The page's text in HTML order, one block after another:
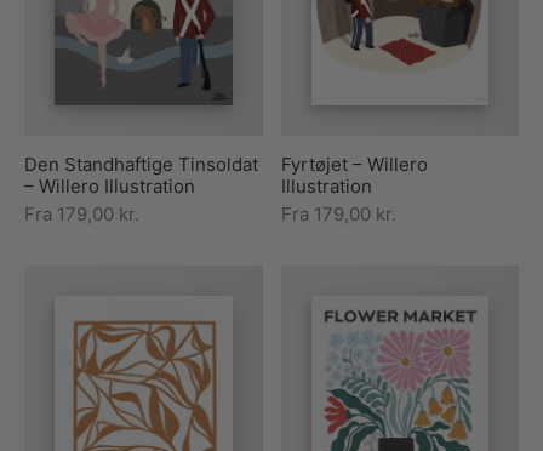
Den Standhaftige Tinsoldat
– Willero Illustration
Fra 179,00 kr.
Fyrtøjet – Willero
Illustration
Fra 179,00 kr.
plakater
i pastelfarver
plakater
til sommerhuset
plakater
med kvinder